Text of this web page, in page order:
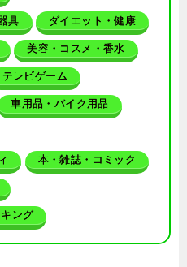
具 ダイエット・健康
美容・コスメ・香水
テレビゲーム
車用品・バイク用品
本・雑誌・コミック
ング